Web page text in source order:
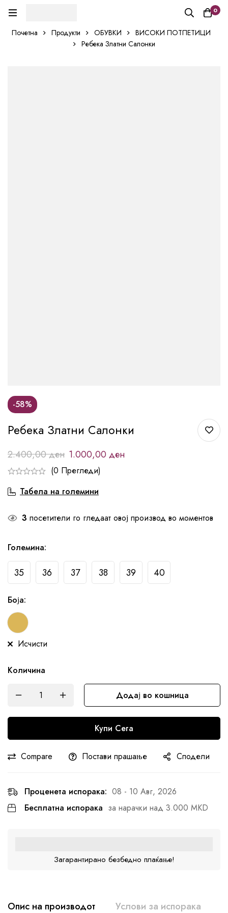
0
Почетна Продукти ОБУВКИ
ВИСОКИ ПОТПЕТИЦИ
Ребека Златни Салонки
-58%
Ребека Златни Салонки
2.400,00ден 1.000,00 ден
(0 Прегледи)
Табела на големини
3 посетители го гледаат овој производ во моментов
Големина:
35 36 37 38 39 40
Боја:
Исчисти
Количина
Додај во кошница
Купи Сега
Compare Постави прашање Сподели
Проценета испорака: 08 - 10 Авг, 2026
Бесплатна испорака за нарачки над 3.000 MKD
Загарантирано безбедно плаќање!
Опис на производот Услови за испорака